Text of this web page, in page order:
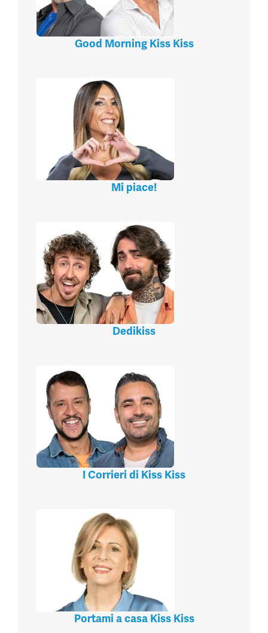
Good Morning Kiss Kiss
Mi piace!
Dedikiss
I Corrieri di Kiss Kiss
Portami a casa Kiss Kiss